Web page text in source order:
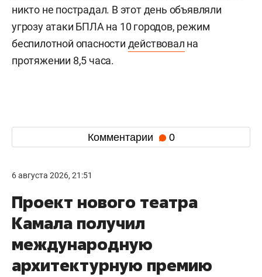
никто не пострадал. В этот день объявляли
угрозу атаки БПЛА на 10 городов, режим
беспилотной опасности действовал на
протяжении 8,5 часа.
Комментарии 0
6 августа 2026, 21:51
Проект нового театра
Камала получил
международную
архитектурную премию